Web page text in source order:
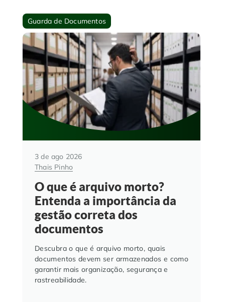
Guarda de Documentos
3 de ago 2026
Thais Pinho
O que é arquivo morto?
Entenda a importância da
gestão correta dos
documentos
Descubra o que é arquivo morto, quais
documentos devem ser armazenados e como
garantir mais organização, segurança e
rastreabilidade.